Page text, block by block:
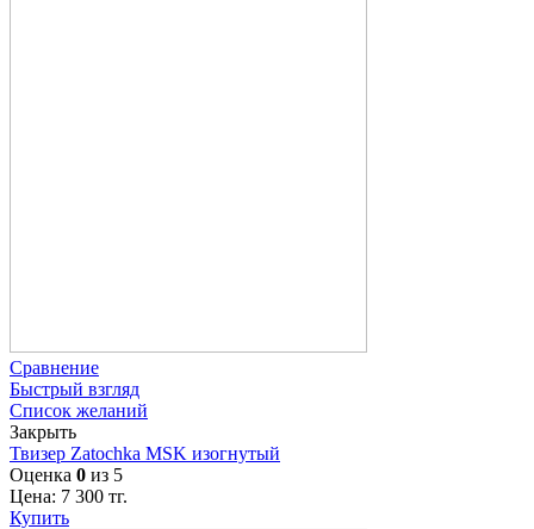
Сравнение
Быстрый взгляд
Список желаний
Закрыть
Твизер Zatochka MSK изогнутый
Оценка 0 из 5
Цена: 7 300 тг.
Купить